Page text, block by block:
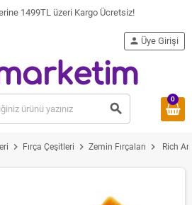
1499TL üzeri Kargo Ücretsiz!
search
person Üye Girişi
0
chevron_right Fırça Çeşitleri chevron_right Zemin Fırçaları chevron_right Rich